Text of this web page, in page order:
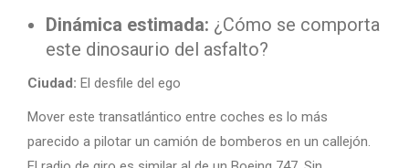
Dinámica estimada: ¿Cómo se comporta
este dinosaurio del asfalto?
Ciudad: El desfile del ego
Mover este transatlántico entre coches es lo más
parecido a pilotar un camión de bomberos en un callejón.